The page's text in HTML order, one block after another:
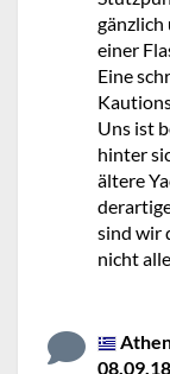
gänzlich
einer
Eine
Uns ist
hinter
ältere
sind wir
nicht